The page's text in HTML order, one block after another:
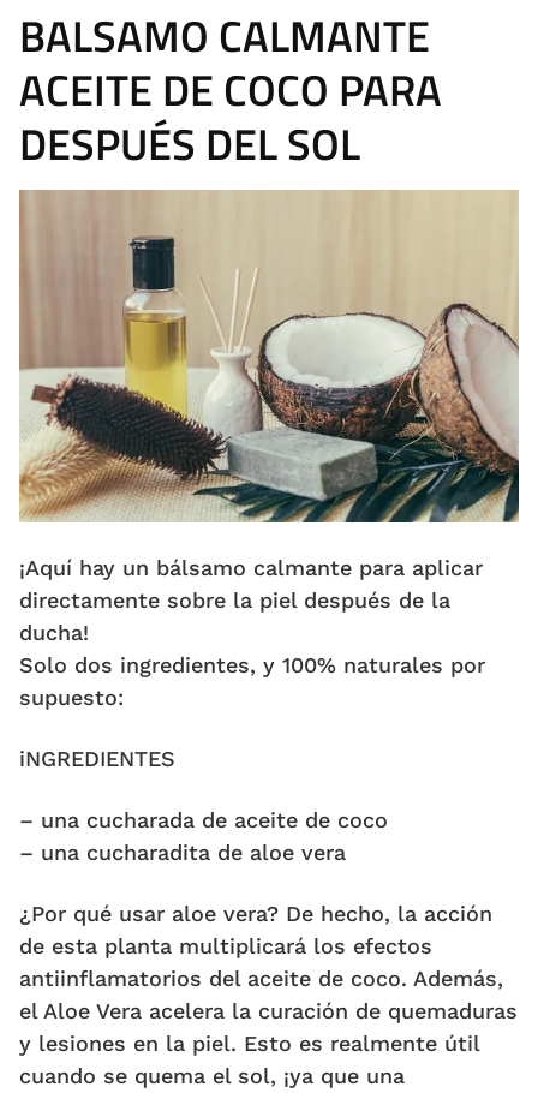
BALSAMO CALMANTE
ACEITE DE COCO PARA
DESPUÉS DEL SOL
¡Aquí hay un bálsamo calmante para aplicar
directamente sobre la piel después de la
ducha!
Solo dos ingredientes, y 100% naturales por
supuesto:
iNGREDIENTES
– una cucharada de aceite de coco
– una cucharadita de aloe vera
¿Por qué usar aloe vera? De hecho, la acción
de esta planta multiplicará los efectos
antiinflamatorios del aceite de coco. Además,
el Aloe Vera acelera la curación de quemaduras
y lesiones en la piel. Esto es realmente útil
cuando se quema el sol, ¡ya que una